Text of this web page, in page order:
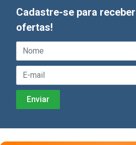
Cadastre-se para
ofertas!